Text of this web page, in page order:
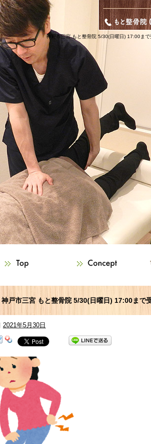
神戸市三宮 もと整骨院 5/30(日曜日) 17:00ま
神戸市三宮 もと整骨院 5/30(日曜日) 17:00まで
経痛などでお困りの方はご相談下さい！
2021年5月30日